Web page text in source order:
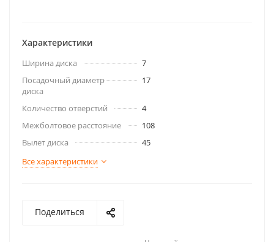
Характеристики
Ширина диска
7
Посадочный диаметр
диска
17
Количество отверстий
4
Межболтовое расстояние
108
Вылет диска
45
Все характеристики
Поделиться